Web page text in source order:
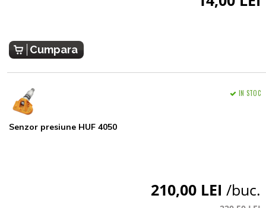
Cumpara
Senzor presiune HUF 4050
IN STOC
210,00 LEI /buc.